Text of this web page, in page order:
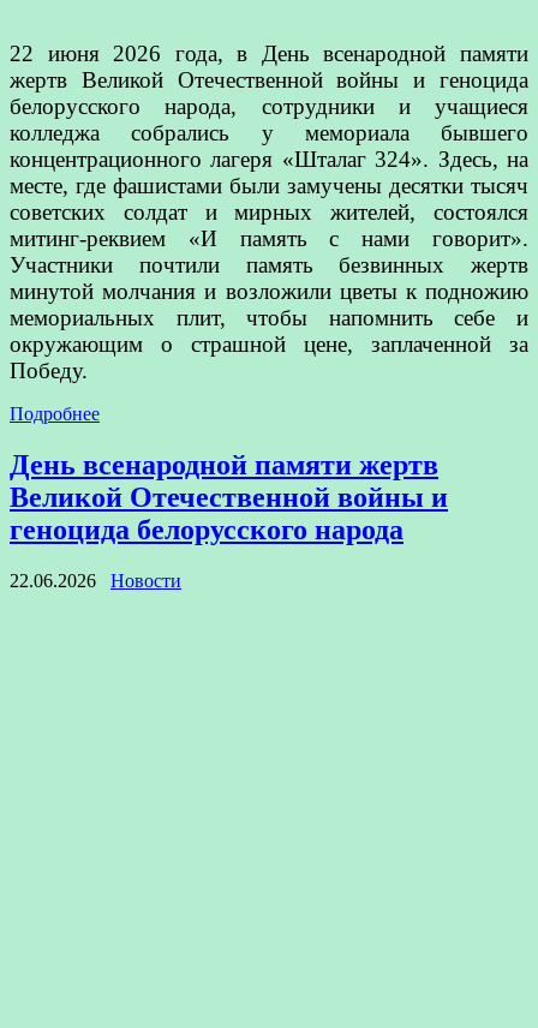
22 июня 2026 года, в День всенародной памяти
жертв Великой Отечественной войны и геноцида
белорусского народа, сотрудники и учащиеся
колледжа собрались у мемориала бывшего
концентрационного лагеря «Шталаг 324». Здесь, на
месте, где фашистами были замучены десятки тысяч
советских солдат и мирных жителей, состоялся
митинг-реквием «И память с нами говорит».
Участники почтили память безвинных жертв
минутой молчания и возложили цветы к подножию
мемориальных плит, чтобы напомнить себе и
окружающим о страшной цене, заплаченной за
Победу.
Подробнее
День всенародной памяти жертв
Великой Отечественной войны и
геноцида белорусского народа
22.06.2026 Новости